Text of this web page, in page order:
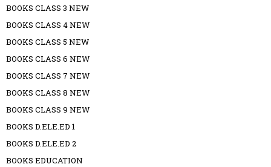
BOOKS CLASS 3 NEW
BOOKS CLASS 4 NEW
BOOKS CLASS 5 NEW
BOOKS CLASS 6 NEW
BOOKS CLASS 7 NEW
BOOKS CLASS 8 NEW
BOOKS CLASS 9 NEW
BOOKS D.ELE.ED 1
BOOKS D.ELE.ED 2
BOOKS EDUCATION